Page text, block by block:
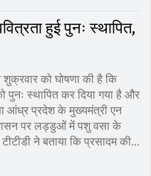
हुई पुनः स्थापित,
शुक्रवार को घोषणा की है कि
पुनः स्थापित कर दिया गया है और
आंध्र प्रदेश के मुख्यमंत्री एन
शासन पर लड्डुओं में पशु वसा के
ने बताया कि प्रसादम की